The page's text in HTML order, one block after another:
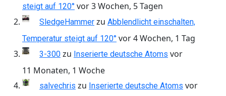
steigt auf 120° vor 3 Wochen, 5 Tagen
SledgeHammer zu Abblendlicht einschalten,
Temperatur steigt auf 120° vor 4 Wochen, 1 Tag
3-300 zu Inserierte deutsche Atoms vor
11 Monaten, 1 Woche
salvechris zu Inserierte deutsche Atoms vor